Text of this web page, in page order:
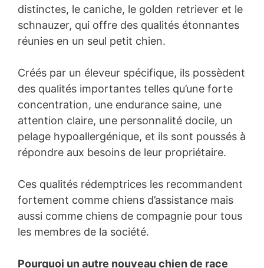
distinctes, le caniche, le golden retriever et le
schnauzer, qui offre des qualités étonnantes
réunies en un seul petit chien.
Créés par un éleveur spécifique, ils possèdent
des qualités importantes telles qu’une forte
concentration, une endurance saine, une
attention claire, une personnalité docile, un
pelage hypoallergénique, et ils sont poussés à
répondre aux besoins de leur propriétaire.
Ces qualités rédemptrices les recommandent
fortement comme chiens d’assistance mais
aussi comme chiens de compagnie pour tous
les membres de la société.
Pourquoi un autre nouveau chien de race